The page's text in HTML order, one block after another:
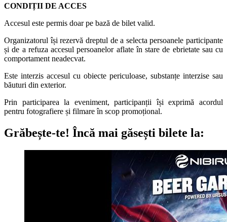
CONDIȚII DE ACCES
Accesul este permis doar pe bază de bilet valid.
Organizatorul își rezervă dreptul de a selecta persoanele participante
și de a refuza accesul persoanelor aflate în stare de ebrietate sau cu
comportament neadecvat.
Este interzis accesul cu obiecte periculoase, substanțe interzise sau
băuturi din exterior.
Prin participarea la eveniment, participanții își exprimă acordul
pentru fotografiere și filmare în scop promoțional.
Grăbește-te! Încă mai găsești bilete la: